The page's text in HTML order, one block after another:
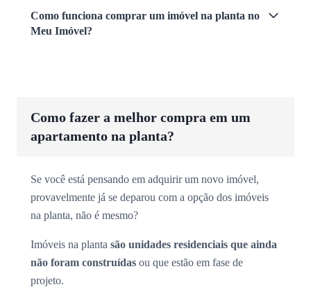
Como funciona comprar um imóvel na planta no
Meu Imóvel?
Como fazer a melhor compra em um
apartamento na planta?
Se você está pensando em adquirir um novo imóvel,
provavelmente já se deparou com a opção dos imóveis
na planta, não é mesmo?
Imóveis na planta são unidades residenciais que ainda
não foram construídas ou que estão em fase de
projeto.